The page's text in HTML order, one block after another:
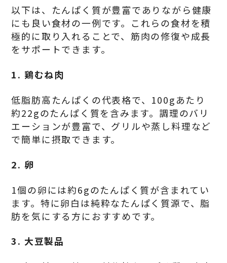
以下は、たんぱく質が豊富でありながら健康
にも良い食材の一例です。これらの食材を積
極的に取り入れることで、筋肉の修復や成長
をサポートできます。
1. 鶏むね肉
低脂肪高たんぱくの代表格で、100gあたり
約22gのたんぱく質を含みます。調理のバリ
エーションが豊富で、グリルや蒸し料理など
で簡単に摂取できます。
2. 卵
1個の卵には約6gのたんぱく質が含まれてい
ます。特に卵白は純粋なたんぱく質源で、脂
肪を気にする方におすすめです。
3. 大豆製品